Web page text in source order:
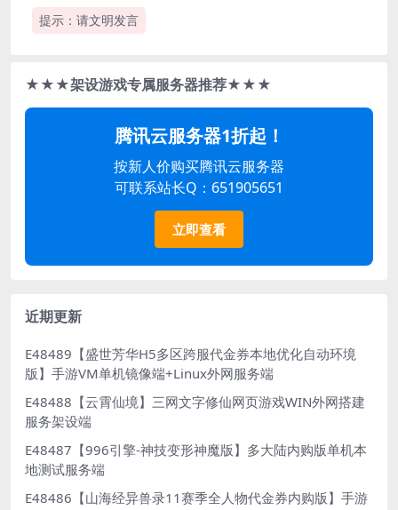
提示：请文明发言
★★★架设游戏专属服务器推荐★★★
腾讯云服务器1折起！
按新人价购买腾讯云服务器
可联系站长Q：651905651
立即查看
近期更新
E48489【盛世芳华H5多区跨服代金券本地优化自动环境
版】手游VM单机镜像端+Linux外网服务端
E48488【云霄仙境】三网文字修仙网页游戏WIN外网搭建
服务架设端
E48487【996引擎-神技变形神魔版】多大陆内购版单机本
地测试服务端
E48486【山海经异兽录11赛季全人物代金券内购版】手游